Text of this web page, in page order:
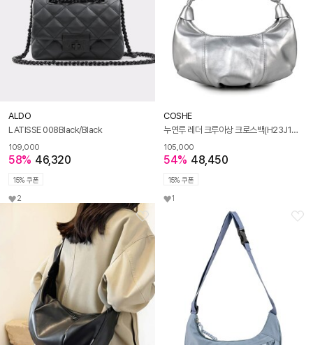
ALDO
LATISSE 008Black/Black
109,000
58% 46,320
15% 쿠폰
2
COSHE
누연루 레더 크루아상 크로스백(H23J132)
105,000
54% 48,450
15% 쿠폰
1